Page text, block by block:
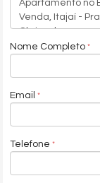
Nome Completo
Email
Telefone